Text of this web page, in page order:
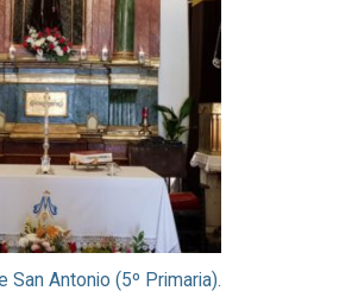
San Antonio (5º Primaria).